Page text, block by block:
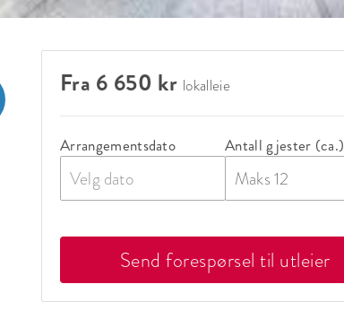
Fra 6 650 kr lokalleie
Arrangementsdato
Velg dato
Antall gjester (ca.)
Send forespørsel til utleier